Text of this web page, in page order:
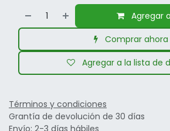
Agregar
Comprar ahora
Agregar a la lista de
Términos y condiciones
Grantía de devolución de 30 días
Envío: 2-3 días hábiles